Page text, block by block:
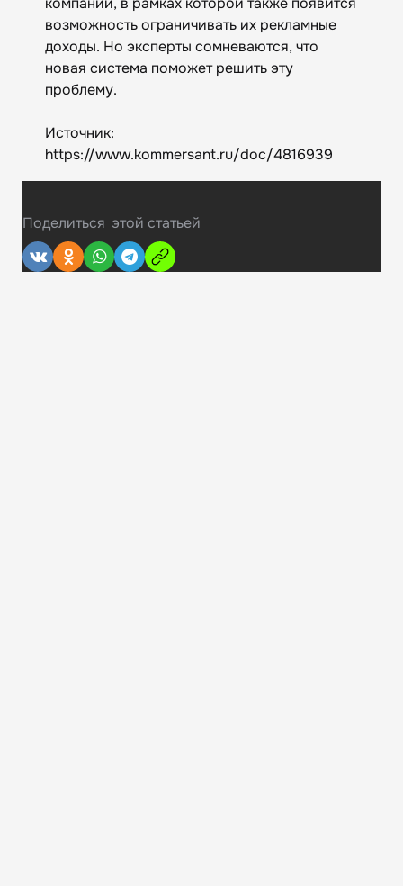
возможность ограничивать их рекламные
доходы. Но эксперты сомневаются, что
новая система поможет решить эту
проблему.
Источник:
https://www.kommersant.ru/doc/4816939
Поделиться этой статьей